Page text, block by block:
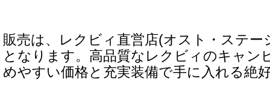
販売は、レクビィ直営店(オスト・ステ
となります。高品質なレクビィのキャン
めやすい価格と充実装備で手に入れる絶